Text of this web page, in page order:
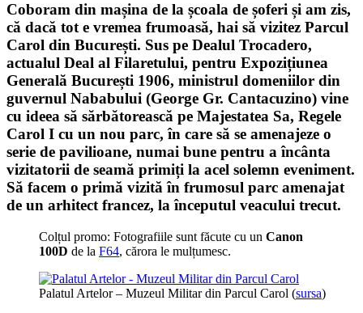
Coboram din mașina de la școala de șoferi și am zis,
că dacă tot e vremea frumoasă, hai să vizitez Parcul
Carol din București. Sus pe Dealul Trocadero,
actualul Deal al Filaretului, pentru Expozițiunea
Generală București 1906, ministrul domeniilor din
guvernul Nababului (George Gr. Cantacuzino) vine
cu ideea să sărbătorească pe Majestatea Sa, Regele
Carol I cu un nou parc, în care să se amenajeze o
serie de pavilioane, numai bune pentru a încânta
vizitatorii de seamă primiți la acel solemn eveniment.
Să facem o primă vizită în frumosul parc amenajat
de un arhitect francez, la începutul veacului trecut.
Colțul promo: Fotografiile sunt făcute cu un Canon
100D de la F64, cărora le mulțumesc.
Palatul Artelor – Muzeul Militar din Parcul Carol (sursa)